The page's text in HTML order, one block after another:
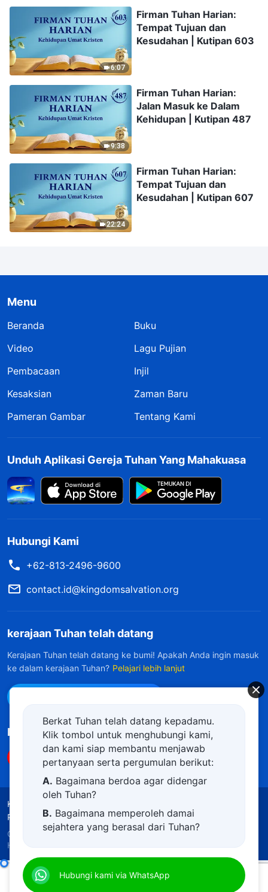
6:07
Firman Tuhan Harian:
Tempat Tujuan dan
Kesudahan | Kutipan 603
9:38
Firman Tuhan Harian:
Jalan Masuk ke Dalam
Kehidupan | Kutipan 487
22:24
Firman Tuhan Harian:
Tempat Tujuan dan
Kesudahan | Kutipan 607
Menu
Beranda
Buku
Video
Lagu Pujian
Pembacaan
Injil
Kesaksian
Zaman Baru
Pameran Gambar
Tentang Kami
Unduh Aplikasi Gereja Tuhan Yang Mahakuasa
Hubungi Kami
+62-813-2496-9600
contact.id@kingdomsalvation.org
kerajaan Tuhan telah datang
Kerajaan Tuhan telah datang ke bumi! Apakah Anda ingin masuk
ke dalam kerajaan Tuhan? Pelajari lebih lanjut
Ikuti Kami
Ketentuan Penggunaan
Penghargaan
Kebijakan Cookie
Copyright © 2026Gereja Tuhan Yang Mahakuasa.
Hak Cipta Dilindungi Undang-Undang.
Berkat Tuhan telah datang kepadamu.
Klik tombol untuk menghubungi kami,
dan kami siap membantu menjawab
pertanyaan serta pergumulan berikut:
A. Bagaimana berdoa agar didengar
oleh Tuhan?
B. Bagaimana memperoleh damai
sejahtera yang berasal dari Tuhan?
D.
dekat kepada Tuhan.
Hubungi kami via WhatsApp